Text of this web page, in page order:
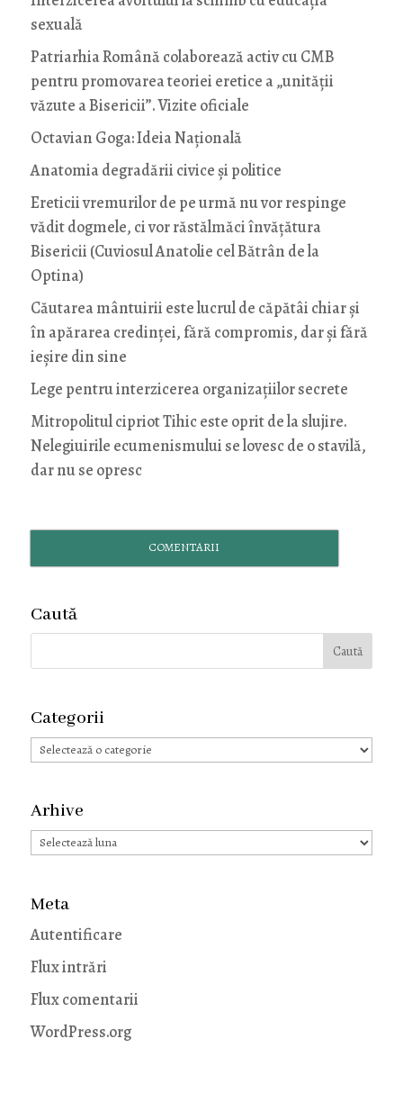
sexuală
Patriarhia Română colaborează activ cu CMB
pentru promovarea teoriei eretice a „unității
văzute a Bisericii”. Vizite oficiale
Octavian Goga: Ideia Naţională
Anatomia degradării civice și politice
Ereticii vremurilor de pe urmă nu vor respinge
vădit dogmele, ci vor răstălmăci învățătura
Bisericii (Cuviosul Anatolie cel Bătrân de la
Optina)
Căutarea mântuirii este lucrul de căpătâi chiar și
în apărarea credinței, fără compromis, dar și fără
ieșire din sine
Lege pentru interzicerea organizaţiilor secrete
Mitropolitul cipriot Tihic este oprit de la slujire.
Nelegiuirile ecumenismului se lovesc de o stavilă,
dar nu se opresc
COMENTARII
Caută
Categorii
Categorii
Arhive
Arhive
Meta
Autentificare
Flux intrări
Flux comentarii
WordPress.org